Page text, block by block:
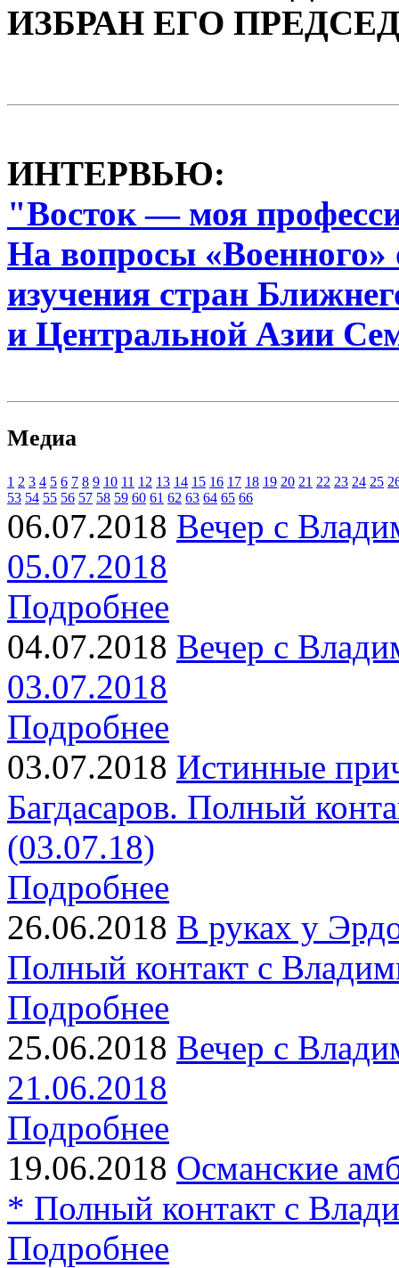
ИЗБРАН ЕГО
ИНТЕРВЬЮ:
"Восток — моя
На вопросы «Военного»
изучения стран
и Центральной Азии
Медиа
1 2 3 4 5 6 7 8 9 10 11 12 13 14 15 16 17 18 19 20 21 22 23 24 25
53 54 55 56 57 58 59 60 61 62 63 64 65 66
06.07.2018 Вечер с
05.07.2018
Подробнее
04.07.2018 Вечер с
03.07.2018
Подробнее
03.07.2018 Истинные
Багдасаров. Полный
(03.07.18)
Подробнее
26.06.2018 В руках у
Полный контакт с
Подробнее
25.06.2018 Вечер с
21.06.2018
Подробнее
19.06.2018 Османские
* Полный контакт с
Подробнее